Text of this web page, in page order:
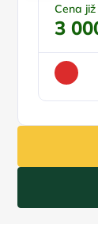
Cena
3